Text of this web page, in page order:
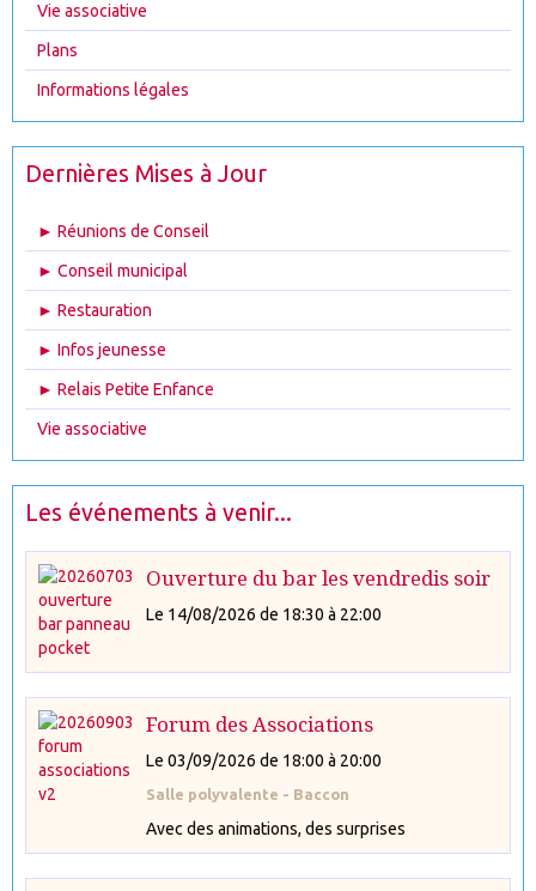
Vie associative
Plans
Informations légales
Dernières Mises à Jour
► Réunions de Conseil
► Conseil municipal
► Restauration
► Infos jeunesse
► Relais Petite Enfance
Vie associative
Les événements à venir...
Ouverture du bar les vendredis soir
Le 14/08/2026 de 18:30 à 22:00
Forum des Associations
Le 03/09/2026 de 18:00 à 20:00
Salle polyvalente - Baccon
Avec des animations, des surprises